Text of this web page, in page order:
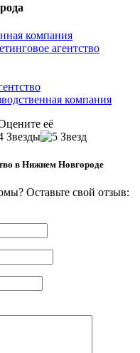
компания
агентство
компания
её
в Нижнем Новгороде
Оставьте свой отзыв: